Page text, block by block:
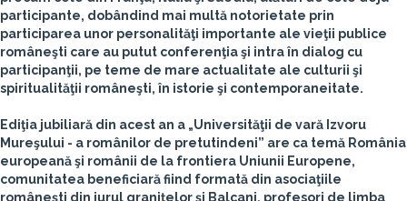
participante, dobândind mai multă notorietate prin
participarea unor personalităţi importante ale vieţii publice
româneşti care au putut conferenţia şi intra în dialog cu
participanţii, pe teme de mare actualitate ale culturii şi
spiritualităţii româneşti, în istorie şi contemporaneitate.
Ediţia jubiliară din acest an a „Universităţii de vară Izvoru
Mureşului - a românilor de pretutindeni” are ca temă România
europeană şi românii de la frontiera Uniunii Europene,
comunitatea beneficiară fiind formată din asociaţiile
româneşti din jurul graniţelor şi Balcani, profesori de limba